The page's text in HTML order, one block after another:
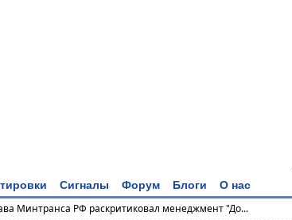
Сигналы Форум Блоги О нас
Минтранса РФ раскритиковал менеджмент "До...